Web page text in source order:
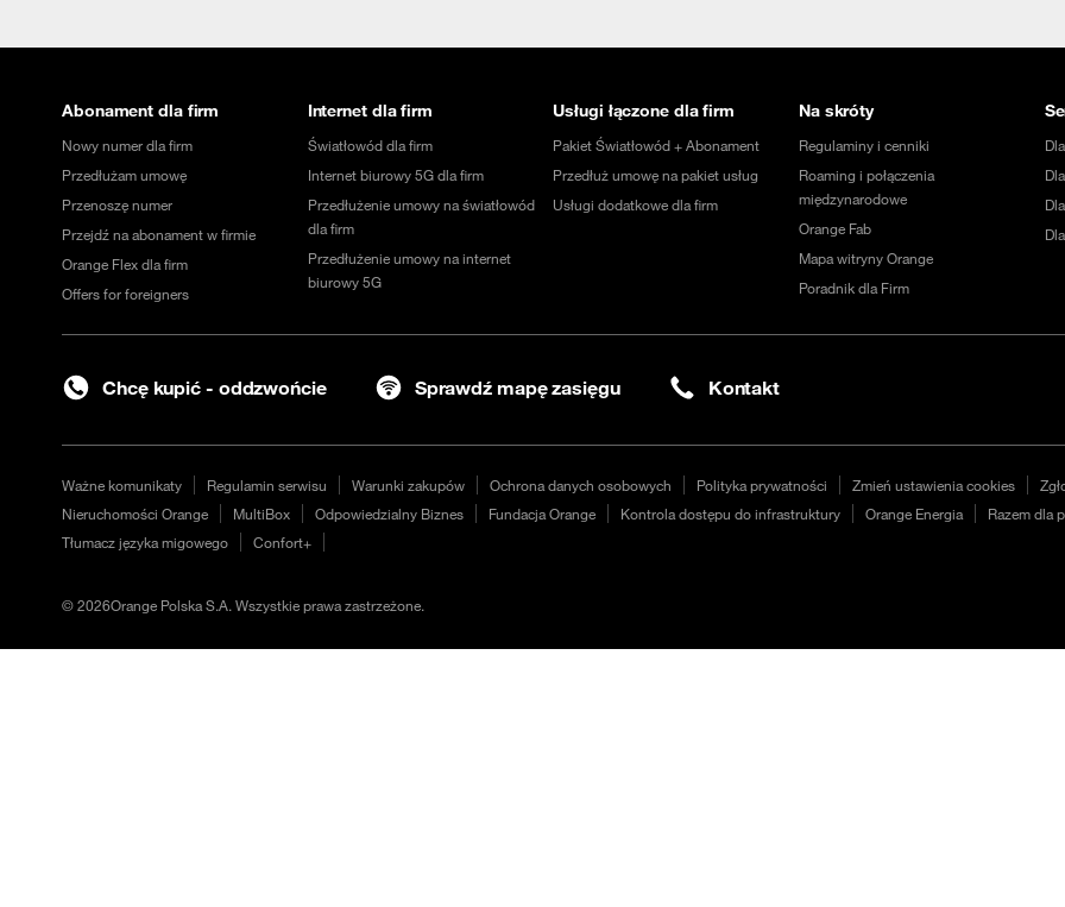
Abonament dla firm
Nowy numer dla firm
Przedłużam umowę
Przenoszę numer
Przejdź na abonament w firmie
Orange Flex dla firm
Offers for foreigners
Internet dla firm
Światłowód dla firm
Internet biurowy 5G dla firm
Przedłużenie umowy na światłowód
dla firm
Przedłużenie umowy na internet
biurowy 5G
Usługi łączone dla firm
Pakiet Światłowód + Abonament
Przedłuż umowę na pakiet usług
Usługi dodatkowe dla firm
Na skróty
Regulaminy i cenniki
Roaming i połączenia
międzynarodowe
Orange Fab
Mapa witryny Orange
Poradnik dla Firm
Chcę kupić - oddzwońcie Sprawdź mapę zasięgu Kontakt
Ważne komunikaty Regulamin serwisu Warunki zakupów Ochrona danych osobowych Polityka prywatności Zmień ustawienia cookies
Nieruchomości Orange
MultiBox Odpowiedzialny Biznes Fundacja Orange Kontrola dostępu do infrastruktury Orange Energia Razem dla
Tłumacz języka migowego
Confort+
©2026Orange Polska S.A. Wszystkie prawa zastrzeżone.